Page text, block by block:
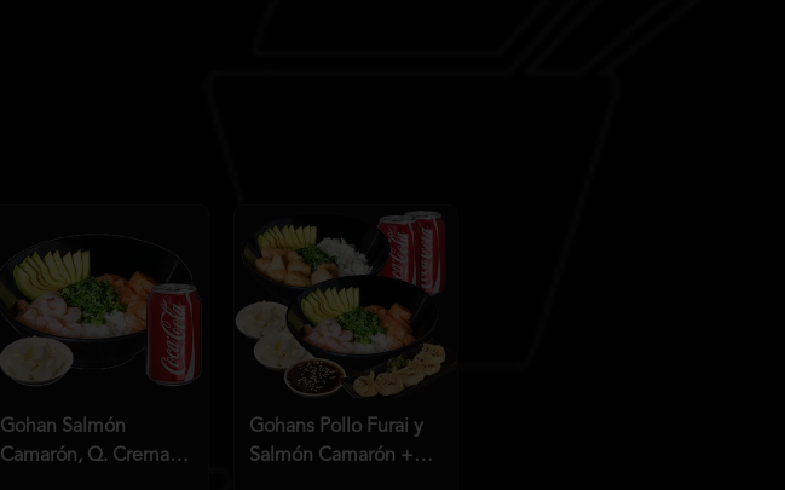
Gohan Salmón
Camarón, Q. Crema,
Gohans Pollo Furai y
Salmón Camarón +